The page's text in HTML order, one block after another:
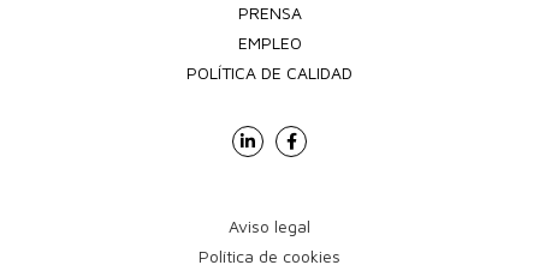
PRENSA
EMPLEO
POLÍTICA DE CALIDAD
Aviso legal
Política de cookies